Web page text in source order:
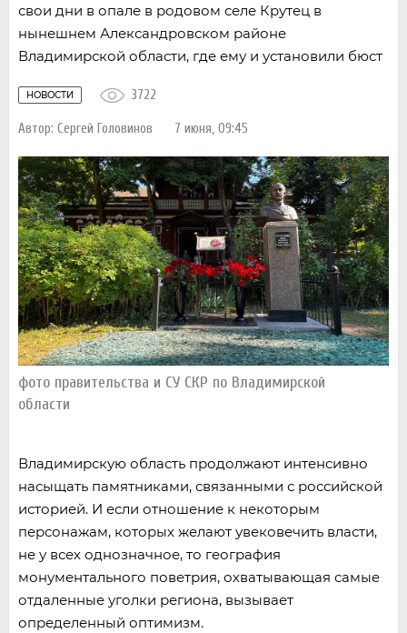
свои дни в опале в родовом селе Крутец в
нынешнем Александровском районе
Владимирской области, где ему и установили бюст
НОВОСТИ
Автор: Сергей Головинов 7 июня, 09:45
3722
фото правительства и СУ СКР по Владимирской
области
Владимирскую область продолжают интенсивно
насыщать памятниками, связанными с российской
историей. И если отношение к некоторым
персонажам, которых желают увековечить власти,
не у всех однозначное, то география
монументального поветрия, охватывающая самые
отдаленные уголки региона, вызывает
определенный оптимизм.